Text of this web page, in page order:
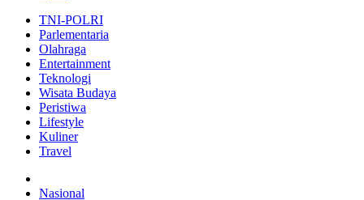
TNI-POLRI
Parlementaria
Olahraga
Entertainment
Teknologi
Wisata Budaya
Peristiwa
Lifestyle
Kuliner
Travel
Nasional